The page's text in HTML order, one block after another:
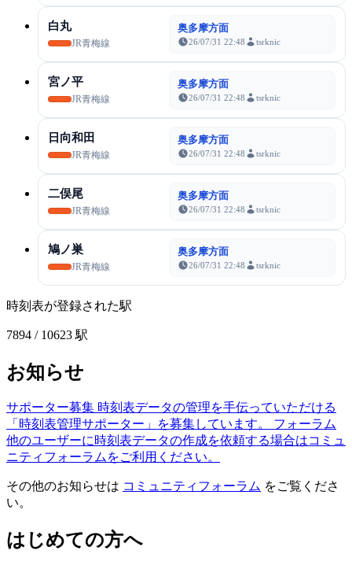
白丸
JR青梅線
奥多摩方面
26/07/31 22:48 tsrknic
宮ノ平
JR青梅線
奥多摩方面
26/07/31 22:48 tsrknic
日向和田
JR青梅線
奥多摩方面
26/07/31 22:48 tsrknic
二俣尾
JR青梅線
奥多摩方面
26/07/31 22:48 tsrknic
鳩ノ巣
JR青梅線
奥多摩方面
26/07/31 22:48 tsrknic
時刻表が登録された駅
7894 / 10623 駅
お知らせ
サポーター募集 時刻表データの管理を手伝っていただける
「時刻表管理サポーター」を募集しています。
フォーラム
他のユーザーに時刻表データの作成を依頼する場合はコミュ
ニティフォーラムをご利用ください。
その他のお知らせは コミュニティフォーラム をご覧くださ
い。
はじめての方へ